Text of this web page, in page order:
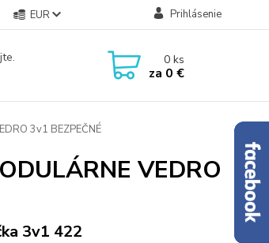
EUR Prihlásenie
0ks
za 0 €
3v1 BEZPEČNÉ
VEDRO
3v1 422